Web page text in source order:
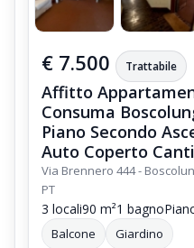
€ 7.500 Trattabile
Affitto
Consuma
Piano Secondo
Auto Coperto
Via Brennero 444 -
PT
3 locali90 m²1 bagno
Balcone Giardino